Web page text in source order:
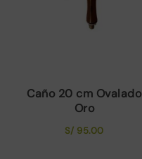
Caño 20 cm Ovalado
Oro
S/ 95.00